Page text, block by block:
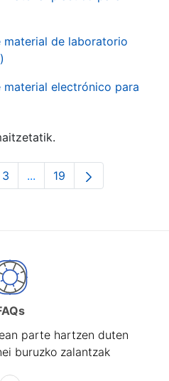
material de laboratorio
material electrónico para
Orrialdea
3 ...Intermediate Pages Use
Orrialdea
19
parte hartzen duten
buruzko zalantzak